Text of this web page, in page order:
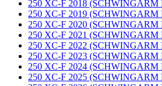
250 XC-F 2018 (SCHWINGARM
250 XC-F 2019 (SCHWINGARM
250 XC-F 2020 (SCHWINGARM
250 XC-F 2021 (SCHWINGARM
250 XC-F 2022 (SCHWINGARM
250 XC-F 2023 (SCHWINGARM
250 XC-F 2024 (SCHWINGARM
250 XC-F 2025 (SCHWINGARM